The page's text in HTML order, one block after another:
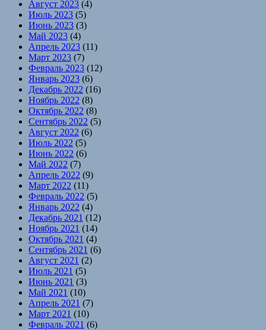
Август 2023 (4)
Июль 2023 (5)
Июнь 2023 (3)
Май 2023 (4)
Апрель 2023 (11)
Март 2023 (7)
Февраль 2023 (12)
Январь 2023 (6)
Декабрь 2022 (16)
Ноябрь 2022 (8)
Октябрь 2022 (8)
Сентябрь 2022 (5)
Август 2022 (6)
Июль 2022 (5)
Июнь 2022 (6)
Май 2022 (7)
Апрель 2022 (9)
Март 2022 (11)
Февраль 2022 (5)
Январь 2022 (4)
Декабрь 2021 (12)
Ноябрь 2021 (14)
Октябрь 2021 (4)
Сентябрь 2021 (6)
Август 2021 (2)
Июль 2021 (5)
Июнь 2021 (3)
Май 2021 (10)
Апрель 2021 (7)
Март 2021 (10)
Февраль 2021 (6)